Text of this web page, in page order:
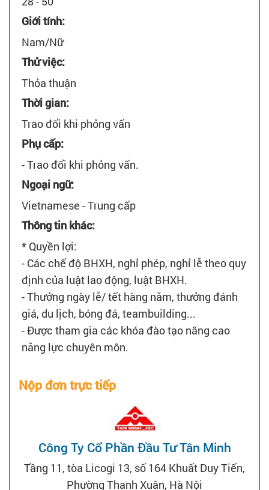
Giới tính:
Nam/Nữ
Thử việc:
Thỏa thuận
Thời gian:
Trao đổi khi phỏng vấn
Phụ cấp:
- Trao đổi khi phỏng vấn.
Ngoại ngữ:
Vietnamese - Trung cấp
Thông tin khác:
* Quyền lợi:
- Các chế độ BHXH, nghỉ phép, nghỉ lễ theo quy
định của luật lao động, luật BHXH.
- Thưởng ngày lễ/ tết hàng năm, thưởng đánh
giá, du lịch, bóng đá, teambuilding...
- Được tham gia các khóa đào tạo nâng cao
năng lực chuyên môn.
Nộp đơn trực tiếp
Công Ty Cổ Phần Đầu Tư Tân Minh
Tầng 11, tòa Licogi 13, số 164 Khuất Duy Tiến,
Phường Thanh Xuân, Hà Nội